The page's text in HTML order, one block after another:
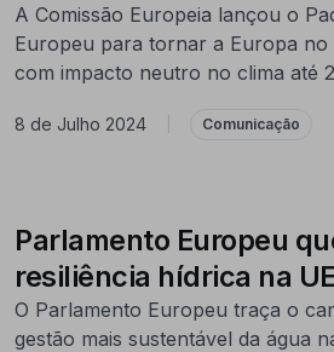
A Comissão Europeia lançou o
Europeu para tornar a Europa
com impacto neutro no clima até
8 de Julho 2024 Comunicação
Parlamento Europeu
resiliência hídrica na UE
O Parlamento Europeu traça o
gestão mais sustentável da água